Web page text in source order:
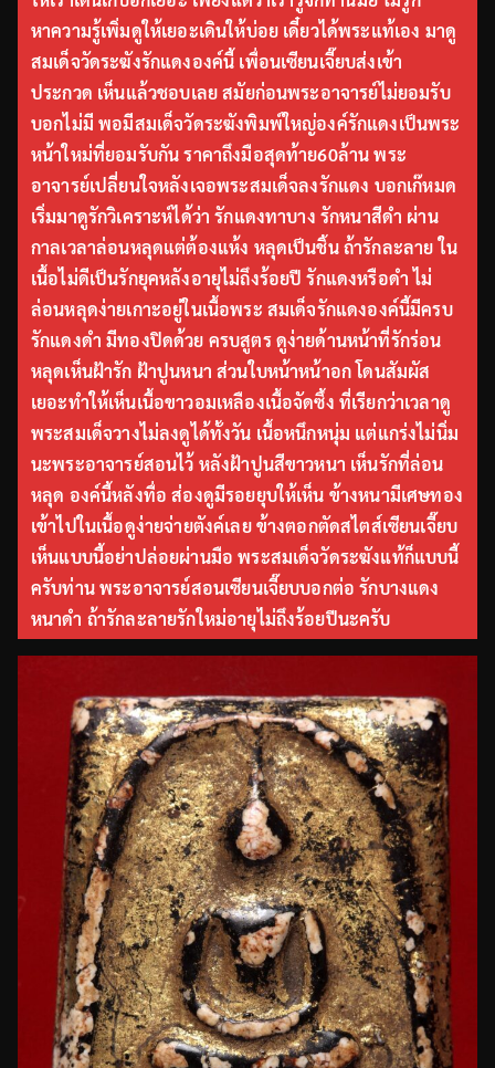
หาความรู้เพิ่มดูให้เยอะเดินให้บ่อย เดี๋ยวได้พระแท้เอง มาดู
สมเด็จวัดระฆังรักแดงองค์นี้ เพื่อนเซียนเจี๊ยบส่งเข้า
ประกวด เห็นแล้วชอบเลย สมัยก่อนพระอาจารย์ไม่ยอมรับ
บอกไม่มี พอมีสมเด็จวัดระฆังพิมพ์ใหญ่องค์รักแดงเป็นพระ
หน้าใหม่ที่ยอมรับกัน ราคาถึงมือสุดท้าย60ล้าน พระ
อาจารย์เปลี่ยนใจหลังเจอพระสมเด็จลงรักแดง บอกเก๊หมด
เริ่มมาดูรักวิเคราะห์ได้ว่า รักแดงทาบาง รักหนาสีดำ ผ่าน
กาลเวลาล่อนหลุดแต่ต้องแห้ง หลุดเป็นชิ้น ถ้ารักละลาย ใน
เนื้อไม่ดีเป็นรักยุคหลังอายุไม่ถึงร้อยปี รักแดงหรือดำ ไม่
ล่อนหลุดง่ายเกาะอยู่ในเนื้อพระ สมเด็จรักแดงองค์นี้มีครบ
รักแดงดำ มีทองปิดด้วย ครบสูตร ดูง่ายด้านหน้าที่รักร่อน
หลุดเห็นฝ้ารัก ฝ้าปูนหนา ส่วนใบหน้าหน้าอก โดนสัมผัส
เยอะทำให้เห็นเนื้อขาวอมเหลืองเนื้อจัดซึ้ง ที่เรียกว่าเวลาดู
พระสมเด็จวางไม่ลงดูได้ทั้งวัน เนื้อหนึกหนุ่ม แต่แกร่งไม่นิ่ม
นะพระอาจารย์สอนไว้ หลังฝ้าปูนสีขาวหนา เห็นรักที่ล่อน
หลุด องค์นี้หลังทื่อ ส่องดูมีรอยยุบให้เห็น ข้างหนามีเศษทอง
เข้าไปในเนื้อดูง่ายจ่ายตังค์เลย ข้างตอกตัดสไตส์เซียนเจี๊ยบ
เห็นแบบนี้อย่าปล่อยผ่านมือ พระสมเด็จวัดระฆังแท้ก็แบบนี้
ครับท่าน พระอาจารย์สอนเซียนเจี๊ยบบอกต่อ รักบางแดง
หนาดำ ถ้ารักละลายรักใหม่อายุไม่ถึงร้อยปีนะครับ